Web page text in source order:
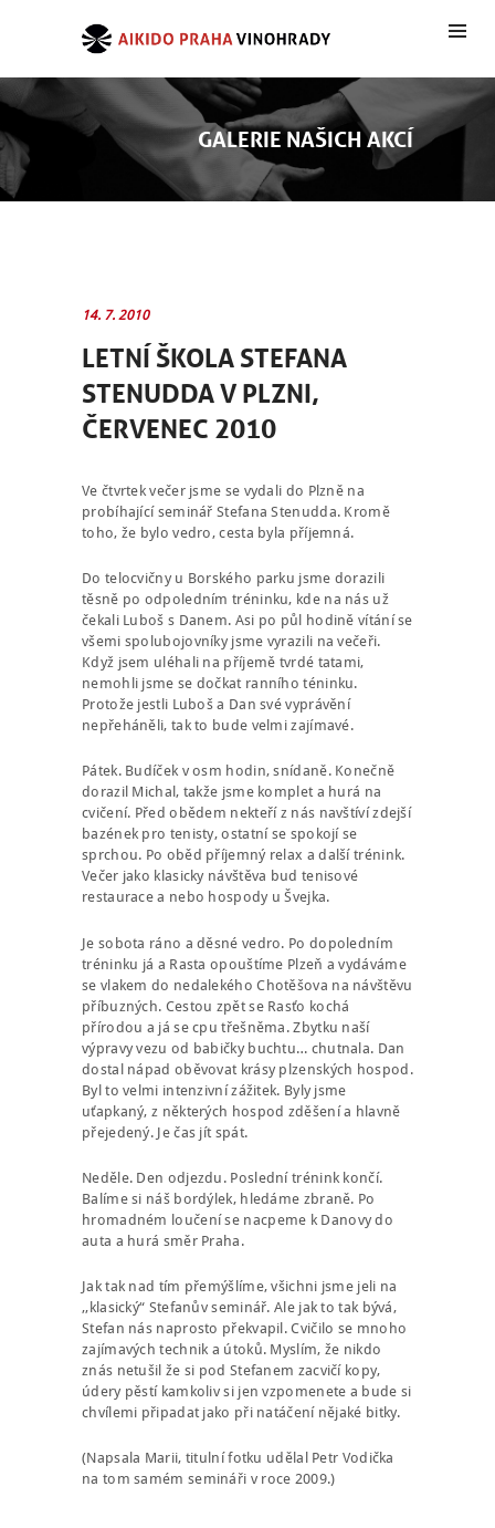
GALERIE NAŠICH AKCÍ
14. 7. 2010
LETNÍ ŠKOLA STEFANA
STENUDDA V PLZNI,
ČERVENEC 2010
Ve čtvrtek večer jsme se vydali do Plzně na
probíhající seminář Stefana Stenudda. Kromě
toho, že bylo vedro, cesta byla příjemná.
Do telocvičny u Borského parku jsme dorazili
těsně po odpoledním tréninku, kde na nás už
čekali Luboš s Danem. Asi po půl hodině vítání se
všemi spolubojovníky jsme vyrazili na večeři.
Když jsem uléhali na příjemě tvrdé tatami,
nemohli jsme se dočkat ranního téninku.
Protože jestli Luboš a Dan své vyprávění
nepřeháněli, tak to bude velmi zajímavé.
Pátek. Budíček v osm hodin, snídaně. Konečně
dorazil Michal, takže jsme komplet a hurá na
cvičení. Před obědem nekteří z nás navštíví zdejší
bazének pro tenisty, ostatní se spokojí se
sprchou. Po oběd příjemný relax a další trénink.
Večer jako klasicky návštěva bud tenisové
restaurace a nebo hospody u Švejka.
Je sobota ráno a děsné vedro. Po dopoledním
tréninku já a Rasta opouštíme Plzeň a vydáváme
se vlakem do nedalekého Chotěšova na návštěvu
příbuzných. Cestou zpět se Rasťo kochá
přírodou a já se cpu třešněma. Zbytku naší
výpravy vezu od babičky buchtu… chutnala. Dan
dostal nápad oběvovat krásy plzenských hospod.
Byl to velmi intenzivní zážitek. Byly jsme
uťapkaný, z některých hospod zděšení a hlavně
přejedený. Je čas jít spát.
Neděle. Den odjezdu. Poslední trénink končí.
Balíme si náš bordýlek, hledáme zbraně. Po
hromadném loučení se nacpeme k Danovy do
auta a hurá směr Praha.
Jak tak nad tím přemýšlíme, všichni jsme jeli na
,,klasický“ Stefanův seminář. Ale jak to tak bývá,
Stefan nás naprosto překvapil. Cvičilo se mnoho
zajímavých technik a útoků. Myslím, že nikdo
znás netušil že si pod Stefanem zacvičí kopy,
údery pěstí kamkoliv si jen vzpomenete a bude si
chvílemi připadat jako při natáčení nějaké bitky.
(Napsala Marii, titulní fotku udělal Petr Vodička
na tom samém semináři v roce 2009.)